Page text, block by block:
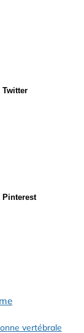
Twitter
Pinterest
vertébrale